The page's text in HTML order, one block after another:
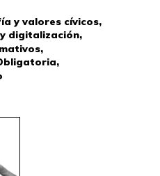
y valores cívicos,
digitalización,